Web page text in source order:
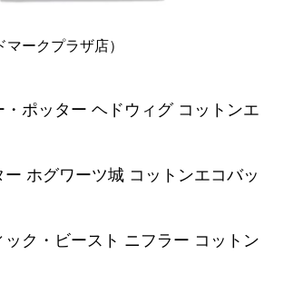
ークプラザ店）
・ポッター ヘドウィグ コットンエ
ホグワーツ城 コットンエコバッ
ック・ビースト ニフラー コットン